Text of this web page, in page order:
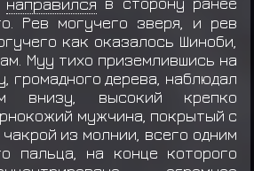
Рев могучего зверя, и рев
как оказалось Шиноби,
Муу тихо приземлившись на
громадного дерева, наблюдал
внизу, высокий крепко
мужчина, покрытый с
из молнии, всего одним
пальца, на конце которого